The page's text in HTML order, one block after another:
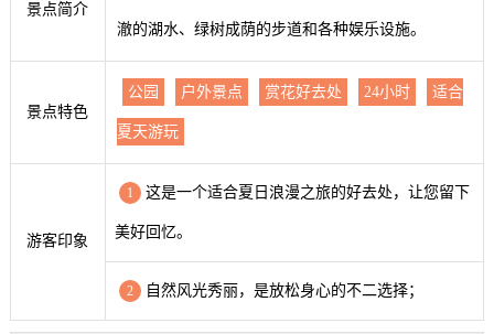
景点简介
澈的湖水、绿树成荫的步道和各种娱乐设施。
景点特色
公园 户外景点 赏花好去处 24小时 适合
夏天游玩
游客印象
1 这是一个适合夏日浪漫之旅的好去处，让您留下
美好回忆。
2 自然风光秀丽，是放松身心的不二选择；